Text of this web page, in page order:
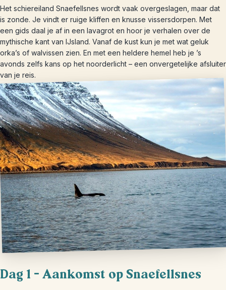
Het schiereiland Snaefellsnes wordt vaak overgeslagen, maar dat
is zonde. Je vindt er ruige kliffen en knusse vissersdorpen. Met
een gids daal je af in een lavagrot en hoor je verhalen over de
mythische kant van IJsland. Vanaf de kust kun je met wat geluk
orka’s of walvissen zien. En met een heldere hemel heb je ’s
avonds zelfs kans op het noorderlicht – een onvergetelijke afsluiter
van je reis.
Dag 1 – Aankomst op Snaefellsnes